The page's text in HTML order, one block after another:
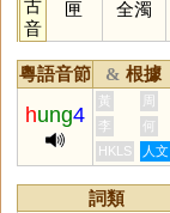
古
音
匣
全濁
粵語音節 & 根據
hung4
黃 周
李
何
HKLS
人文
詞類